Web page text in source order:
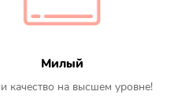
Милый
качество на высшем уровне!